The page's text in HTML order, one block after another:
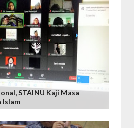
STAINU Kaji Masa
Islam